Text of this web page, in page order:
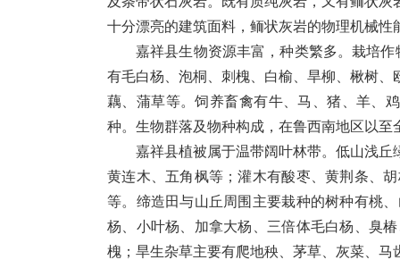
十分漂亮的建筑面料，鲕状灰岩的物理机械
嘉祥县生物资源丰富，种类繁多。栽培
有毛白杨、泡桐、刺槐、白榆、旱柳、楸树、
藕、蒲草等。饲养畜禽有牛、马、猪、羊、
种。生物群落及物种构成，在鲁西南地区以
嘉祥县植被属于温带阔叶林带。低山浅
黄连木、五角枫等；灌木有酸枣、黄荆条、
等。缔造田与山丘周围主要栽种的树种有桃
杨、小叶杨、加拿大杨、三倍体毛白杨、臭
槐；旱生杂草主要有爬地秧、茅草、灰菜、